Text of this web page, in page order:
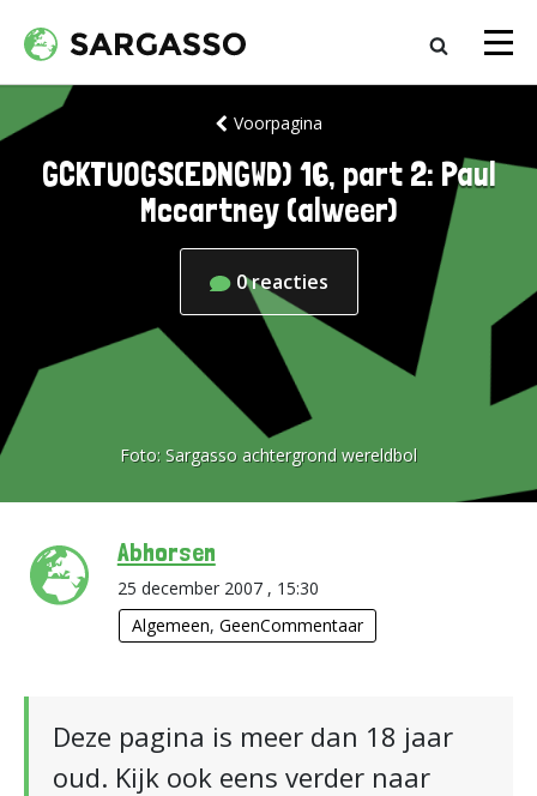
Voorpagina
GCKTUOGS(EDNGWD) 16, part 2: Paul
Mccartney (alweer)
0reacties
Foto: Sargasso achtergrond wereldbol
Abhorsen
25 december 2007 , 15:30
Algemeen, GeenCommentaar
Deze pagina is meer dan 18 jaar
oud. Kijk ook eens verder naar